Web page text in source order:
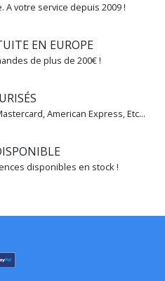
A votre service depuis 2009 !
EN EUROPE
de plus de 200€ !
American Express, Etc...
disponibles en stock !